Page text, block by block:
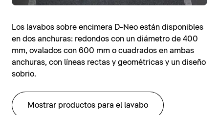
Los lavabos sobre encimera D-Neo están disponibles
en dos anchuras: redondos con un diámetro de 400
mm, ovalados con 600 mm o cuadrados en ambas
anchuras, con líneas rectas y geométricas y un diseño
sobrio.
Mostrar productos para el lavabo